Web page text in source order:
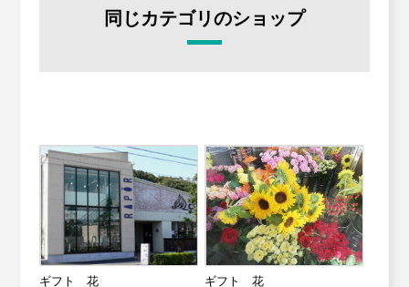
同じカテゴリのショップ
ギフト 花 ギフト 花